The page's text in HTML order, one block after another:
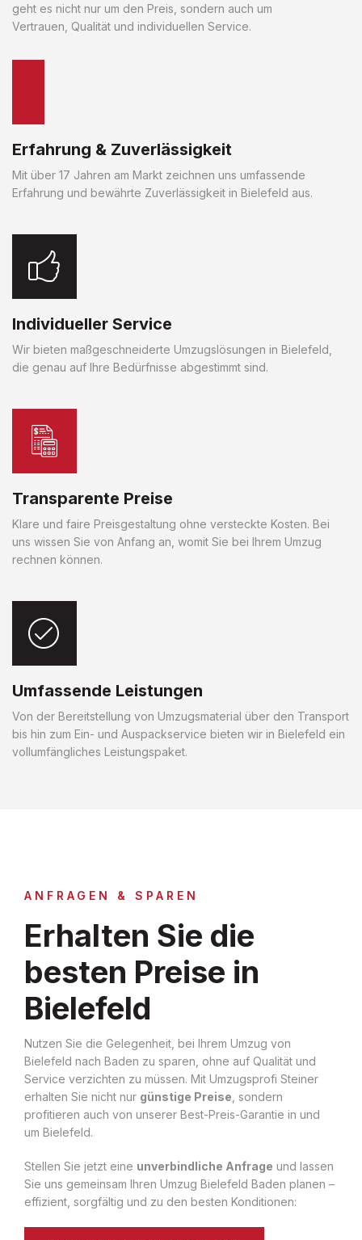
geht es nicht nur um den Preis, sondern auch um
Vertrauen, Qualität und individuellen Service.
Erfahrung & Zuverlässigkeit
Mit über 17 Jahren am Markt zeichnen uns umfassende
Erfahrung und bewährte Zuverlässigkeit in Bielefeld aus.
Individueller Service
Wir bieten maßgeschneiderte Umzugslösungen in Bielefeld,
die genau auf Ihre Bedürfnisse abgestimmt sind.
Transparente Preise
Klare und faire Preisgestaltung ohne versteckte Kosten. Bei
uns wissen Sie von Anfang an, womit Sie bei Ihrem Umzug
rechnen können.
Umfassende Leistungen
Von der Bereitstellung von Umzugsmaterial über den Transport
bis hin zum Ein- und Auspackservice bieten wir in Bielefeld ein
vollumfängliches Leistungspaket.
ANFRAGEN & SPAREN
Erhalten Sie die
besten Preise in
Bielefeld
Nutzen Sie die Gelegenheit, bei Ihrem Umzug von
Bielefeld nach Baden zu sparen, ohne auf Qualität und
Service verzichten zu müssen. Mit Umzugsprofi Steiner
erhalten Sie nicht nur günstige Preise , sondern
profitieren auch von unserer Best-Preis-Garantie in und
um Bielefeld.
Stellen Sie jetzt eine unverbindliche Anfrage und lassen
Sie uns gemeinsam Ihren Umzug Bielefeld Baden planen –
effizient, sorgfältig und zu den besten Konditionen: